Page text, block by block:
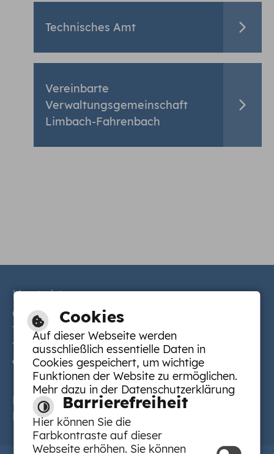
Technisches Amt
Vereinbarte
Verwaltungsgemeinschaft
Limbach-Fahrenbach
Kontakt
Gemeinde Limbach | Muckentaler Straße 9 |
74838 Limbach |
Öffnungszeiten
Tel.: 06287 9200-
Durchwahl| Fax: 06287
9200-28 |
E-Mail schreiben
Hilfe|Inhalt|Impressum|
Datenschutzerklärung
Cookies
Auf dieser Webseite werden
ausschließlich essentielle Daten in
Cookies gespeichert, um wichtige
Funktionen der Website zu ermöglichen.
Mehr dazu in der Datenschutzerklärung
Barrierefreiheit
Hier können Sie die
Farbkontraste auf dieser
Webseite erhöhen. Sie können